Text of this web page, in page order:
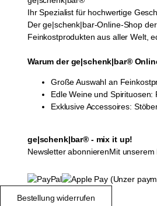
Ihr Spezialist für hochwertige
Der ge|schenk|bar-Online-Shop
Feinkostprodukten aus aller Welt,
Warum der ge|schenk|bar®
Große Auswahl an
Edle Weine und Spirituosen:
Exklusive Accessoires:
ge|schenk|bar® - mix it up!
Newsletter abonnierenMit unserem
Bestellung widerrufen